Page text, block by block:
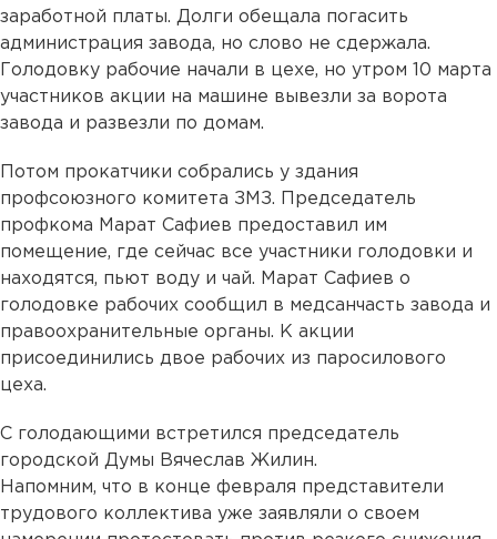
заработной платы. Долги обещала погасить
администрация завода, но слово не сдержала.
Голодовку рабочие начали в цехе, но утром 10 марта
участников акции на машине вывезли за ворота
завода и развезли по домам.
Потом прокатчики собрались у здания
профсоюзного комитета ЗМЗ. Председатель
профкома Марат Сафиев предоставил им
помещение, где сейчас все участники голодовки и
находятся, пьют воду и чай. Марат Сафиев о
голодовке рабочих сообщил в медсанчасть завода и
правоохранительные органы. К акции
присоединились двое рабочих из паросилового
цеха.
С голодающими встретился председатель
городской Думы Вячеслав Жилин.
Напомним, что в конце февраля представители
трудового коллектива уже заявляли о своем